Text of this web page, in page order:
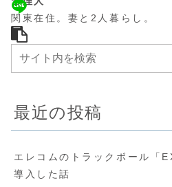
関東在住。妻と2人暮らし。
最近の投稿
エレコムのトラックボール「
導入した話